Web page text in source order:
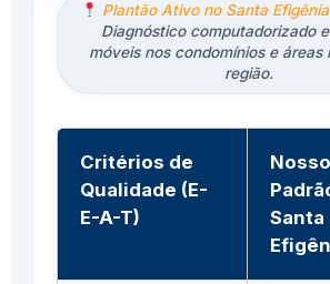
Plantão Ativo no Santa
Diagnóstico computadorizado
móveis nos condomínios e áreas
região.
Critérios de
Qualidade (E-
E-A-T)
Nosso
Santa